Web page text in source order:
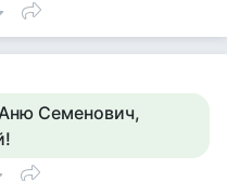
Семенович,